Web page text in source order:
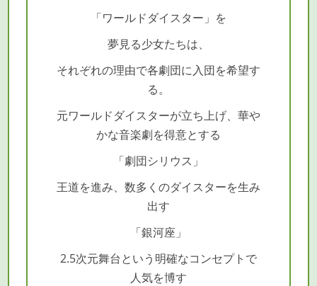
「ワールドダイスター」を
夢見る少女たちは、
それぞれの理由で各劇団に入団を希望す
る。
元ワールドダイスターが立ち上げ、華や
かな音楽劇を得意とする
「劇団シリウス」
王道を進み、数多くのダイスターを生み
出す
「銀河座」
2.5次元舞台という明確なコンセプトで
人気を博す